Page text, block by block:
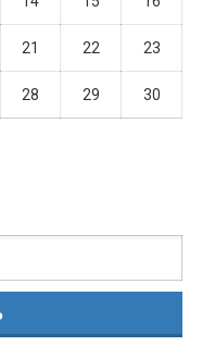
21 22 23
28 29 30